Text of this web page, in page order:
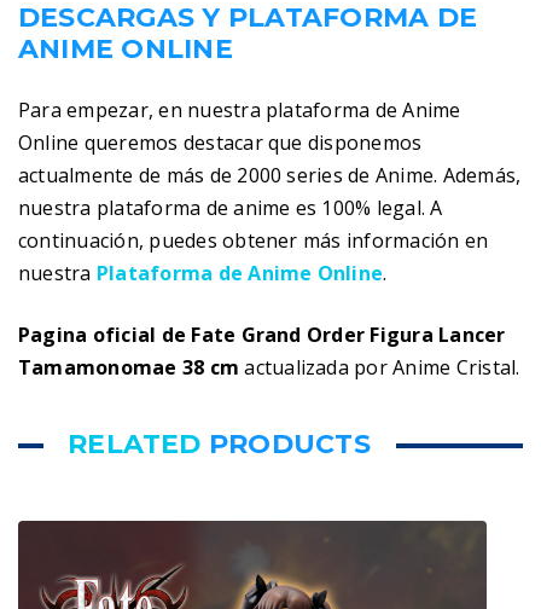
DESCARGAS Y PLATAFORMA DE
ANIME ONLINE
Para empezar, en nuestra plataforma de Anime
Online queremos destacar que disponemos
actualmente de más de 2000 series de Anime. Además,
nuestra plataforma de anime es 100% legal. A
continuación, puedes obtener más información en
nuestra Plataforma de Anime Online.
Pagina oficial de Fate Grand Order Figura Lancer
Tamamonomae 38 cmactualizada por Anime Cristal.
RELATED PRODUCTS